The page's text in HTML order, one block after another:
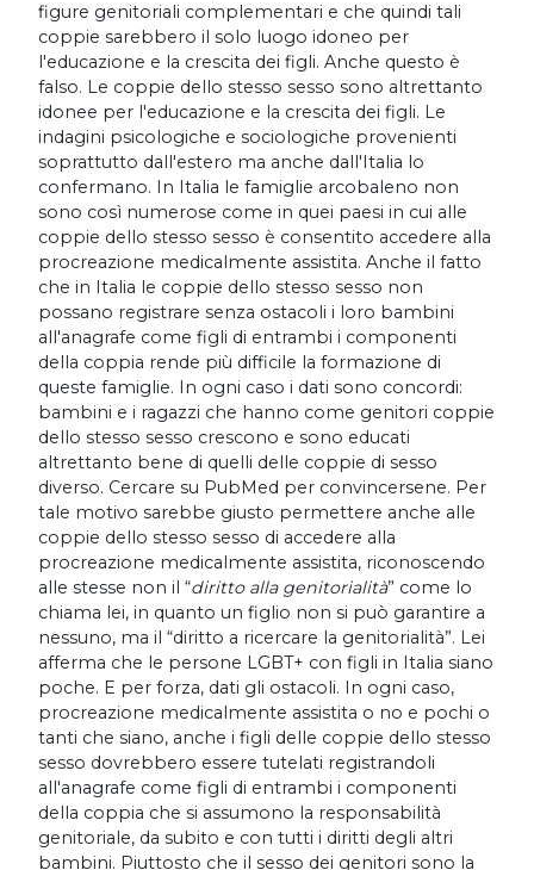
figure genitoriali complementari e che quindi tali
coppie sarebbero il solo luogo idoneo per
l'educazione e la crescita dei figli. Anche questo è
falso. Le coppie dello stesso sesso sono altrettanto
idonee per l'educazione e la crescita dei figli. Le
indagini psicologiche e sociologiche provenienti
soprattutto dall'estero ma anche dall'Italia lo
confermano. In Italia le famiglie arcobaleno non
sono così numerose come in quei paesi in cui alle
coppie dello stesso sesso è consentito accedere alla
procreazione medicalmente assistita. Anche il fatto
che in Italia le coppie dello stesso sesso non
possano registrare senza ostacoli i loro bambini
all'anagrafe come figli di entrambi i componenti
della coppia rende più difficile la formazione di
queste famiglie. In ogni caso i dati sono concordi:
bambini e i ragazzi che hanno come genitori coppie
dello stesso sesso crescono e sono educati
altrettanto bene di quelli delle coppie di sesso
diverso. Cercare su PubMed per convincersene. Per
tale motivo sarebbe giusto permettere anche alle
coppie dello stesso sesso di accedere alla
procreazione medicalmente assistita, riconoscendo
alle stesse non il “diritto alla genitorialità” come lo
chiama lei, in quanto un figlio non si può garantire a
nessuno, ma il “diritto a ricercare la genitorialità”. Lei
afferma che le persone LGBT+ con figli in Italia siano
poche. E per forza, dati gli ostacoli. In ogni caso,
procreazione medicalmente assistita o no e pochi o
tanti che siano, anche i figli delle coppie dello stesso
sesso dovrebbero essere tutelati registrandoli
all'anagrafe come figli di entrambi i componenti
della coppia che si assumono la responsabilità
genitoriale, da subito e con tutti i diritti degli altri
bambini. Piuttosto che il sesso dei genitori sono la